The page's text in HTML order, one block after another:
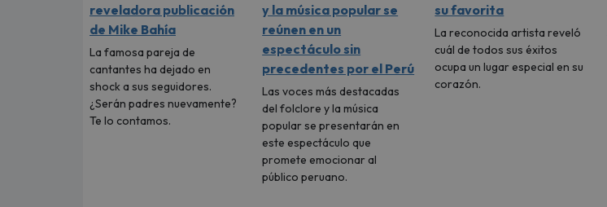
reveladora publicación
de Mike Bahía
La famosa pareja de
cantantes ha dejado en
shock a sus seguidores.
¿Serán padres nuevamente?
Te lo contamos.
y la música popular se
reúnen en un
espectáculo sin
precedentes por el Perú
Las voces más destacadas
del folclore y la música
popular se presentarán en
este espectáculo que
promete emocionar al
público peruano.
su favorita
La reconocida artista reveló
cuál de todos sus éxitos
ocupa un lugar especial en su
corazón.